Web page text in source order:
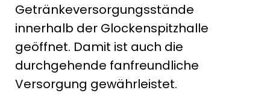
Getränkeversorgungsstände
innerhalb der Glockenspitzhalle
geöffnet. Damit ist auch die
durchgehende fanfreundliche
Versorgung gewährleistet.